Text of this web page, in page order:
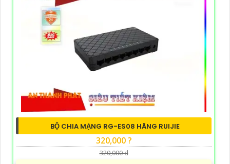
BỘ CHIA MẠNG RG-ES08 HÃNG RUIJIE
320,000 ?
320,000 d